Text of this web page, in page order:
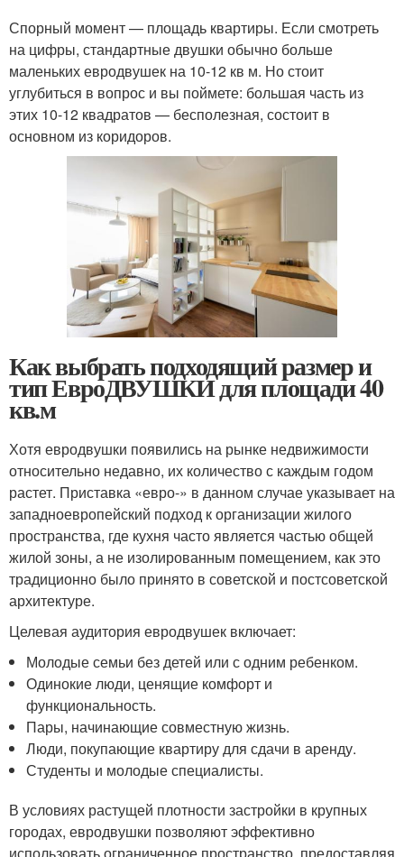
Спорный момент — площадь квартиры. Если смотреть
на цифры, стандартные двушки обычно больше
маленьких евродвушек на 10-12 кв м. Но стоит
углубиться в вопрос и вы поймете: большая часть из
этих 10-12 квадратов — бесполезная, состоит в
основном из коридоров.
Как выбрать подходящий размер и
тип ЕвроДВУШКИ для площади 40
кв.м
Хотя евродвушки появились на рынке недвижимости
относительно недавно, их количество с каждым годом
растет. Приставка «евро-» в данном случае указывает на
западноевропейский подход к организации жилого
пространства, где кухня часто является частью общей
жилой зоны, а не изолированным помещением, как это
традиционно было принято в советской и постсоветской
архитектуре.
Целевая аудитория евродвушек включает:
Молодые семьи без детей или с одним ребенком.
Одинокие люди, ценящие комфорт и
функциональность.
Пары, начинающие совместную жизнь.
Люди, покупающие квартиру для сдачи в аренду.
Студенты и молодые специалисты.
В условиях растущей плотности застройки в крупных
городах, евродвушки позволяют эффективно
использовать ограниченное пространство, предоставляя